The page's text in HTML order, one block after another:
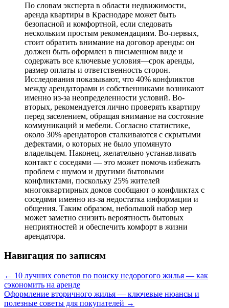
По словам эксперта в области недвижимости,
аренда квартиры в Краснодаре может быть
безопасной и комфортной, если следовать
нескольким простым рекомендациям. Во-первых,
стоит обратить внимание на договор аренды: он
должен быть оформлен в письменном виде и
содержать все ключевые условия—срок аренды,
размер оплаты и ответственность сторон.
Исследования показывают, что 40% конфликтов
между арендаторами и собственниками возникают
именно из-за неопределенности условий. Во-
вторых, рекомендуется лично проверять квартиру
перед заселением, обращая внимание на состояние
коммуникаций и мебели. Согласно статистике,
около 30% арендаторов сталкиваются с скрытыми
дефектами, о которых не было упомянуто
владельцем. Наконец, желательно устанавливать
контакт с соседями — это может помочь избежать
проблем с шумом и другими бытовыми
конфликтами, поскольку 25% жителей
многоквартирных домов сообщают о конфликтах с
соседями именно из-за недостатка информации и
общения. Таким образом, небольшой набор мер
может заметно снизить вероятность бытовых
неприятностей и обеспечить комфорт в жизни
арендатора.
Навигация по записям
← 10 лучших советов по поиску недорогого жилья — как
сэкономить на аренде
Оформление вторичного жилья — ключевые нюансы и
полезные советы для покупателей →